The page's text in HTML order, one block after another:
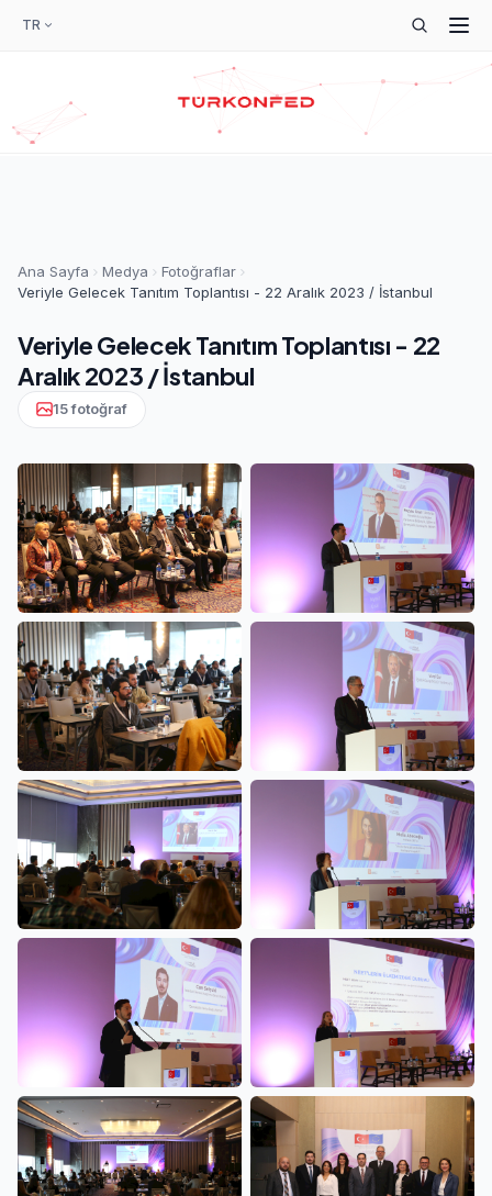
TR
Ana Sayfa Medya
Fotoğraflar
Veriyle Gelecek Tanıtım Toplantısı - 22 Aralık 2023 / İstanbul
Veriyle Gelecek Tanıtım Toplantısı - 22
Aralık 2023 / İstanbul
15 fotoğraf